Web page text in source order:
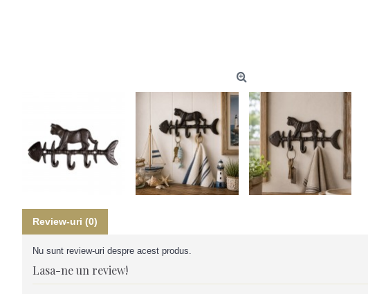
Review-uri (0)
Nu sunt review-uri despre acest produs.
Lasa-ne un review!